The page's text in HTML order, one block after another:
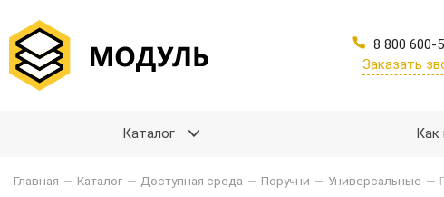
8 800 600-
Заказать
Каталог Как
Главная — Каталог — Доступная среда — Поручни — Универсальные —